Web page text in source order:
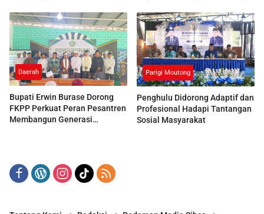
Daerah
Bupati Erwin Burase Dorong
FKPP Perkuat Peran Pesantren
Membangun Generasi
Parigi Moutong
Penghulu Didorong Adaptif dan
Profesional Hadapi Tantangan
Sosial Masyarakat